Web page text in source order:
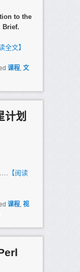
to the
Brief.
全文】
课程, 文
计划
【阅读
课程, 视